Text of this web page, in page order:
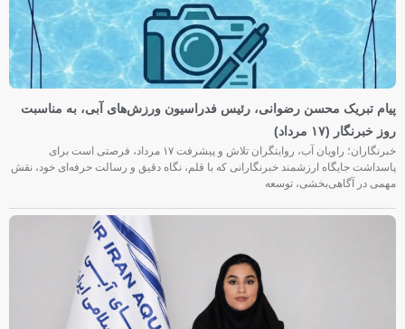
پیام تبریک محسن رضوانی، رئیس فدراسیون ورزش‌های آبی، به مناسبت
روز خبرنگار (۱۷ مرداد)
خبرنگاران؛ راویان آب، روایتگران تلاش و پیشرفت ۱۷ مرداد، فرصتی است برای
پاسداشت جایگاه ارزشمند خبرنگارانی که با قلم، نگاه دقیق و رسالت حرفه‌ای خود، نقش
مهمی در آگاهی‌بخشی، توسعه